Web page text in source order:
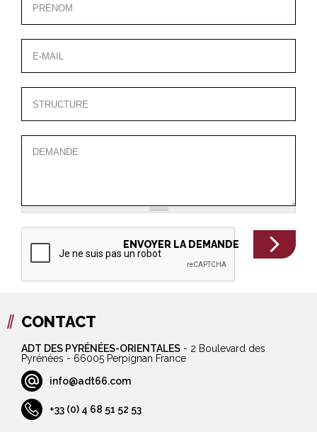
CONTACT
ADT DES PYRÉNÉES-ORIENTALES - 2 Boulevard des
Pyrénées - 66005 Perpignan France
info@adt66.com
+33 (0) 4 68 51 52 53